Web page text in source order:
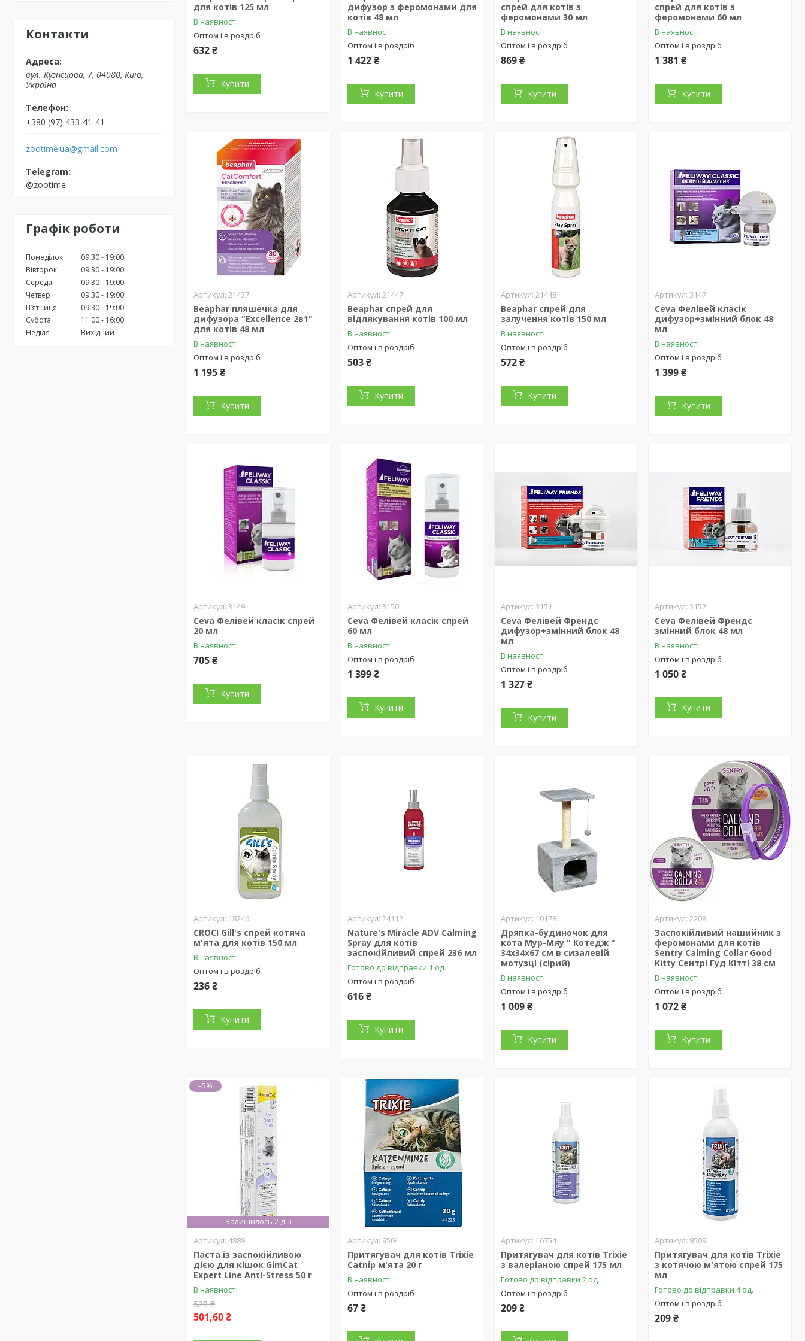
Контакти
вул. Кузнєцова, 7, 04080, Київ,
Україна
+380 (97) 433-41-41
zootime.ua@gmail.com
@zootime
Графік роботи
Понеділок 09:30
19:00
Вівторок
09:30
19:00
Середа
09:30
19:00
Четвер
09:30
19:00
Пʼятниця
09:30
19:00
Субота
11:00
16:00
Неділя
Вихідний
для котів 125 мл
В наявності
Оптом і в роздріб
632 ₴
Купити
дифузор з феромонами для
котів 48 мл
В наявності
Оптом і в роздріб
1 422 ₴
Купити
спрей для котів з
феромонами 30 мл
В наявності
Оптом і в роздріб
869 ₴
Купити
спрей для котів з
феромонами 60 мл
В наявності
Оптом і в роздріб
1 381 ₴
Купити
21437
Beaphar пляшечка для
дифузора "Excellence 2в1"
для котів 48 мл
В наявності
Оптом і в роздріб
1 195 ₴
Купити
21447
Beaphar спрей для
відлякування котів 100 мл
В наявності
Оптом і в роздріб
503 ₴
Купити
21448
Beaphar спрей для
залучення котів 150 мл
В наявності
Оптом і в роздріб
572 ₴
Купити
3147
Ceva Фелівей класік
дифузор+змінний блок 48
мл
В наявності
Оптом і в роздріб
1 399 ₴
Купити
3149
Ceva Фелівей класік спрей
20 мл
В наявності
705 ₴
Купити
3150
Ceva Фелівей класік спрей
60 мл
В наявності
Оптом і в роздріб
1 399 ₴
Купити
3151
Ceva Фелівей Френдс
дифузор+змінний блок 48
мл
В наявності
Оптом і в роздріб
1 327 ₴
Купити
3152
Ceva Фелівей Френдс
змінний блок 48 мл
В наявності
Оптом і в роздріб
1 050 ₴
Купити
18246
CROCI Gill's спрей котяча
м'ята для котів 150 мл
В наявності
Оптом і в роздріб
236 ₴
Купити
24112
Nature's Miracle ADV Calming
Spray для котів
заспокійливий спрей 236 мл
Готово до відправки 1 од.
Оптом і в роздріб
616 ₴
Купити
10178
Дряпка-будиночок для
кота Мур-Мяу " Котедж "
34x34x67 см в сизалевій
мотузці (сірий)
В наявності
Оптом і в роздріб
1 009 ₴
Купити
2208
Заспокійливий нашийник з
феромонами для котів
Sentry Calming Collar Good
Kitty Сентрі Гуд Кітті 38 см
В наявності
Оптом і в роздріб
1 072 ₴
Купити
–5%
Залишилось 2 дні
4889
Паста із заспокійливою
дією для кішок GimCat
Expert Line Anti-Stress 50 г
В наявності
528 ₴
501,60 ₴
9504
Притягувач для котів Trixie
Catnip м'ята 20 г
В наявності
Оптом і в роздріб
67 ₴
16754
Притягувач для котів Trixie
з валеріаною спрей 175 мл
Готово до відправки 2 од.
Оптом і в роздріб
209 ₴
9509
Притягувач для котів Trixie
з котячою м'ятою спрей 175
мл
Готово до відправки 4 од.
Оптом і в роздріб
209 ₴